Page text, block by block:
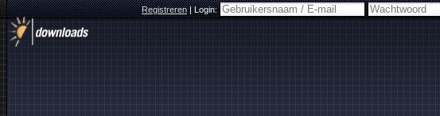
Registreren|Login: